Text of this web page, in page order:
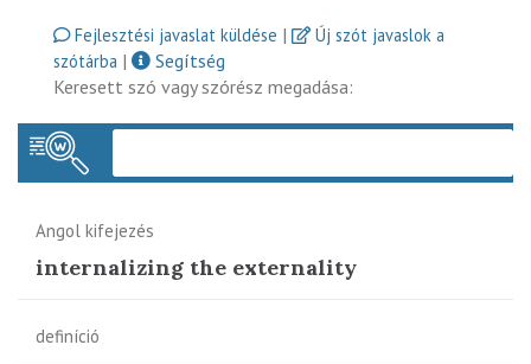
Fejlesztési javaslat küldése |
Új szót javaslok a
szótárba |
Segítség
Keresett szó vagy szórész megadása:
Angol kifejezés
internalizing the externality
definíció